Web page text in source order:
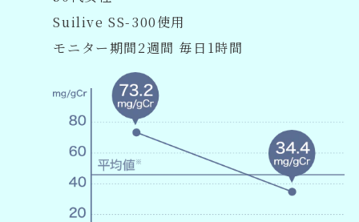
Suilive SS-300使用
モニター期間2週間 毎日1時間